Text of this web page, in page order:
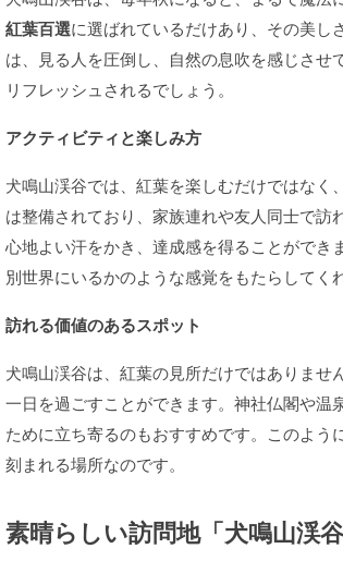
紅葉百選に選ばれているだけあり、その美し
は、見る人を圧倒し、自然の息吹を感じさ
リフレッシュされるでしょう。
アクティビティと楽しみ方
犬鳴山渓谷では、紅葉を楽しむだけではな
は整備されており、家族連れや友人同士で訪
心地よい汗をかき、達成感を得ることがで
別世界にいるかのような感覚をもたらしてく
訪れる価値のあるスポット
犬鳴山渓谷は、紅葉の見所だけではありま
一日を過ごすことができます。神社仏閣や温
ために立ち寄るのもおすすめです。このよう
刻まれる場所なのです。
素晴らしい訪問地「犬鳴山渓